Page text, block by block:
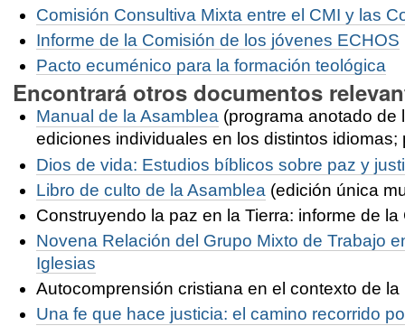
Comisión Consultiva Mixta entre el CMI y las
Informe de la Comisión de los jóvenes ECHOS
Pacto ecuménico para la formación teológica
Encontrará otros documentos
Manual de la Asamblea(programa anotado de
ediciones individuales en los distintos idiomas;
Dios de vida: Estudios bíblicos sobre paz y
Libro de culto de la Asamblea (edición única
Construyendo la paz en la Tierra: informe de la
Novena Relación del Grupo Mixto de Trabajo
Iglesias
Autocomprensión cristiana en el contexto de
Una fe que hace justicia: el camino recorrido